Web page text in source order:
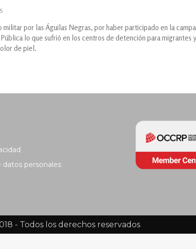
por las Águilas Negras, por haber participado en la
lo que sufrió en los centros de detención para migrantes
de piel.
personales
- Todos los derechos reservados